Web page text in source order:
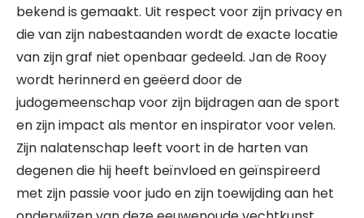
bekend is gemaakt. Uit respect voor zijn privacy en
die van zijn nabestaanden wordt de exacte locatie
van zijn graf niet openbaar gedeeld. Jan de Rooy
wordt herinnerd en geëerd door de
judogemeenschap voor zijn bijdragen aan de sport
en zijn impact als mentor en inspirator voor velen.
Zijn nalatenschap leeft voort in de harten van
degenen die hij heeft beïnvloed en geïnspireerd
met zijn passie voor judo en zijn toewijding aan het